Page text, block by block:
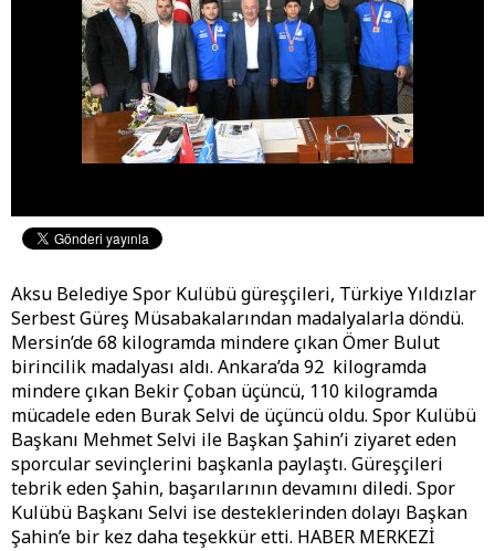
Aksu Belediye Spor Kulübü güreşçileri, Türkiye Yıldızlar
Serbest Güreş Müsabakalarından madalyalarla döndü.
Mersin’de 68 kilogramda mindere çıkan Ömer Bulut
birincilik madalyası aldı. Ankara’da 92 kilogramda
mindere çıkan Bekir Çoban üçüncü, 110 kilogramda
mücadele eden Burak Selvi de üçüncü oldu. Spor Kulübü
Başkanı Mehmet Selvi ile Başkan Şahin’i ziyaret eden
sporcular sevinçlerini başkanla paylaştı. Güreşçileri
tebrik eden Şahin, başarılarının devamını diledi. Spor
Kulübü Başkanı Selvi ise desteklerinden dolayı Başkan
Şahin’e bir kez daha teşekkür etti. HABER MERKEZİ